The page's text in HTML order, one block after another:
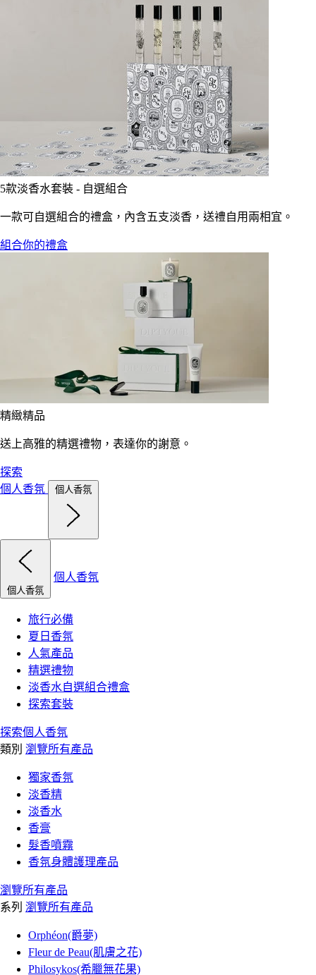
5款淡香水套裝 - 自選組合
一款可自選組合的禮盒，內含五支淡香，送禮自用兩相宜。
組合你的禮盒
精緻精品
送上高雅的精選禮物，表達你的謝意。
探索
個人香氛
個人香氛
個人香氛
個人香氛
旅行必備
夏日香氛
人氣產品
精選禮物
淡香水自選組合禮盒
探索套裝
探索個人香氛
類別 瀏覽所有產品
獨家香氛
淡香精
淡香水
香膏
髮香噴霧
香氛身體護理產品
瀏覽所有產品
系列 瀏覽所有產品
Orphéon(爵夢)
Fleur de Peau(肌膚之花)
Philosykos(希臘無花果)